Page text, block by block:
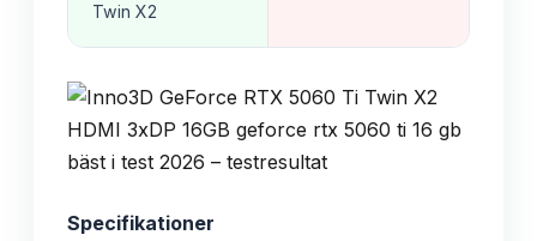
Twin X2
Specifikationer